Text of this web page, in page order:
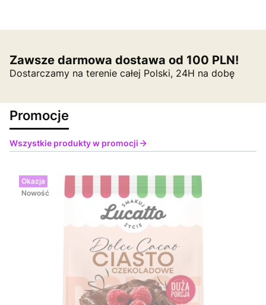
Zawsze darmowa dostawa od 100 PLN!
Dostarczamy na terenie całej Polski, 24H na dobę
Promocje
Wszystkie produkty w promocji
Okazja
Nowość